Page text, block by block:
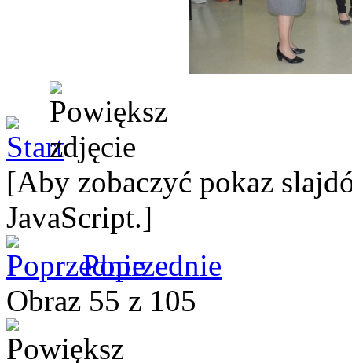
[Aby zobaczyć pokaz
JavaScript.]
Poprzednie
Obraz 55 z 105